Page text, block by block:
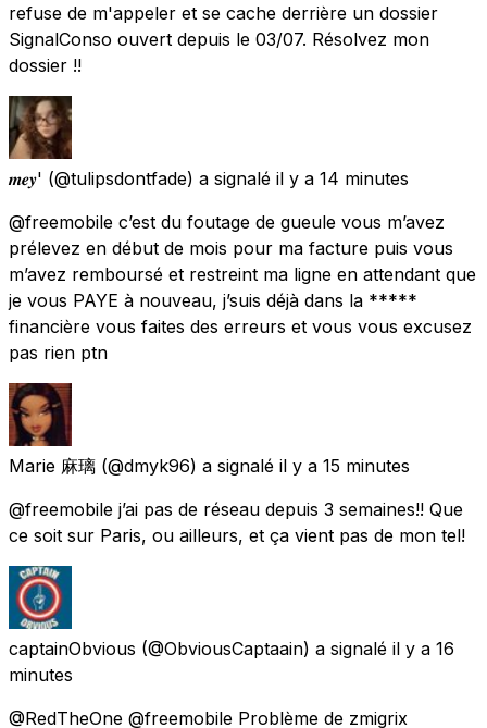
refuse de m'appeler et se cache derrière un dossier
SignalConso ouvert depuis le 03/07. Résolvez mon
dossier !!
𝒎𝒆𝒚' (@tulipsdontfade) a signalé il y a 14 minutes
@freemobile c’est du foutage de gueule vous m’avez
prélevez en début de mois pour ma facture puis vous
m’avez remboursé et restreint ma ligne en attendant que
je vous PAYE à nouveau, j’suis déjà dans la *****
financière vous faites des erreurs et vous vous excusez
pas rien ptn
Marie 麻璃 (@dmyk96) a signalé il y a 15 minutes
@freemobile j’ai pas de réseau depuis 3 semaines!! Que
ce soit sur Paris, ou ailleurs, et ça vient pas de mon tel!
captainObvious (@ObviousCaptaain) a signalé il y a 16
minutes
@RedTheOne @freemobile Problème de zmigrix